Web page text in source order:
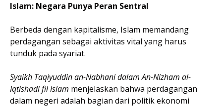
Islam: Negara Punya Peran Sentral
Berbeda dengan kapitalisme, Islam memandang
perdagangan sebagai aktivitas vital yang harus
tunduk pada syariat.
Syaikh Taqiyuddin an-Nabhani dalam An-Nizham al-
Iqtishadi fil Islam menjelaskan bahwa perdagangan
dalam negeri adalah bagian dari politik ekonomi